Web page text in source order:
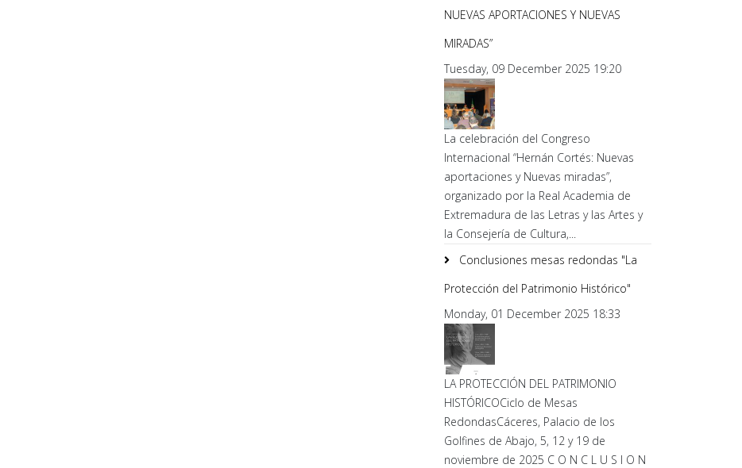
NUEVAS APORTACIONES Y NUEVAS
MIRADAS”
Tuesday, 09 December 2025 19:20
La celebración del Congreso
Internacional “Hernán Cortés: Nuevas
aportaciones y Nuevas miradas”,
organizado por la Real Academia de
Extremadura de las Letras y las Artes y
la Consejería de Cultura,...
Conclusiones mesas redondas "La
Protección del Patrimonio Histórico"
Monday, 01 December 2025 18:33
LA PROTECCIÓN DEL PATRIMONIO
HISTÓRICOCiclo de Mesas
RedondasCáceres, Palacio de los
Golfines de Abajo, 5, 12 y 19 de
noviembre de 2025 C O N C L U S I O N